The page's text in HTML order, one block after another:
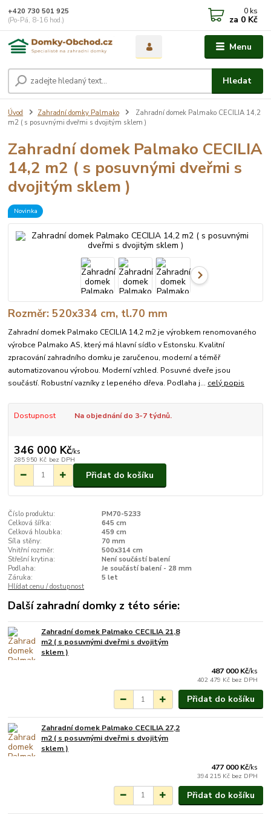
Menu
Hledat
+420 730 501 925
(Po-Pá, 8-16 hod.)
0 ks
za 0 Kč
Úvod Zahradní domky Palmako
Zahradní domek Palmako CECILIA 14,2
m2 ( s posuvnými dveřmi s dvojitým sklem )
Zahradní domek Palmako CECILIA
14,2 m2 ( s posuvnými dveřmi s
dvojitým sklem )
Novinka
Rozměr: 520x334 cm, tl.70 mm
Zahradní domek Palmako CECILIA 14,2 m2 je výrobkem renomovaného
výrobce Palmako AS, který má hlavní sídlo v Estonsku. Kvalitní
zpracování zahradního domku je zaručenou, moderní a téměř
automatizovanou výrobou. Moderní vzhled. Posuvné dveře jsou
součástí. Robustní vazníky z lepeného dřeva. Podlaha j... celý popis
Dostupnost Na objednání do 3-7 týdnů.
346 000 Kč/ks
285 950 Kč bez DPH
Přidat do košíku
Číslo produktu:
PM70-5233
Celková šířka:
645 cm
Celková hloubka:
459 cm
Síla stěny:
70 mm
Vnitřní rozměr:
500x314 cm
Střešní krytina:
Není součástí balení
Podlaha:
Je součástí balení - 28 mm
Záruka:
5 let
Hlídat cenu / dostupnost
Další zahradní domky z této série:
Zahradní domek Palmako CECILIA 21,8
m2 ( s posuvnými dveřmi s dvojitým
sklem )
487 000 Kč/ks
402 479 Kč bez DPH
Přidat do košíku
Zahradní domek Palmako CECILIA 27,2
m2 ( s posuvnými dveřmi s dvojitým
sklem )
477 000 Kč/ks
394 215 Kč bez DPH
Přidat do košíku